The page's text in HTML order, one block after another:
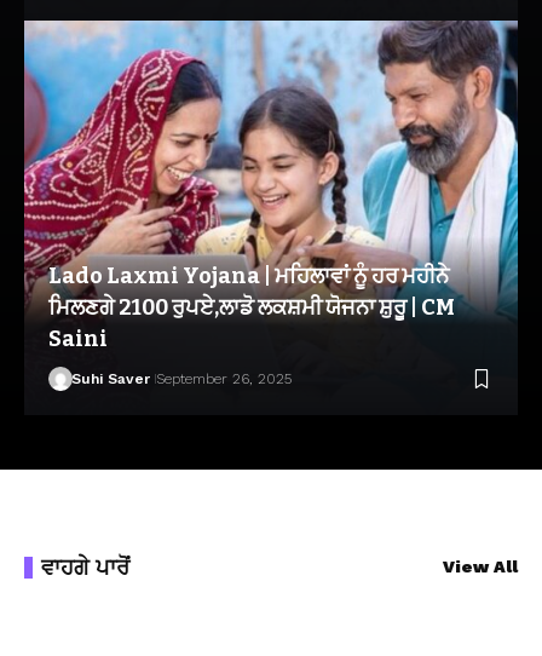
Lado Laxmi Yojana | ਮਹਿਲਾਵਾਂ ਨੂੰ ਹਰ ਮਹੀਨੇ
ਮਿਲਣਗੇ 2100 ਰੁਪਏ,ਲਾਡੋ ਲਕਸ਼ਮੀ ਯੋਜਨਾ ਸ਼ੁਰੂ | CM
Saini
Suhi Saver September 26, 2025
ਵਾਹਗੇ ਪਾਰੋਂ View All